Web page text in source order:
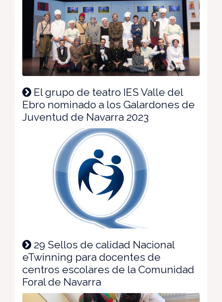
El grupo de teatro IES Valle del
Ebro nominado a los Galardones de
Juventud de Navarra 2023
29 Sellos de calidad Nacional
eTwinning para docentes de
centros escolares de la Comunidad
Foral de Navarra